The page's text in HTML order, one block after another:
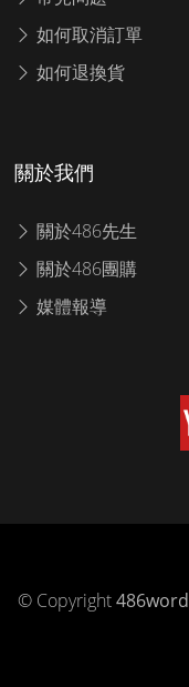
如何取消訂單
如何退換貨
關於我們
關於486先生
關於486團購
媒體報導
© Copyright486word